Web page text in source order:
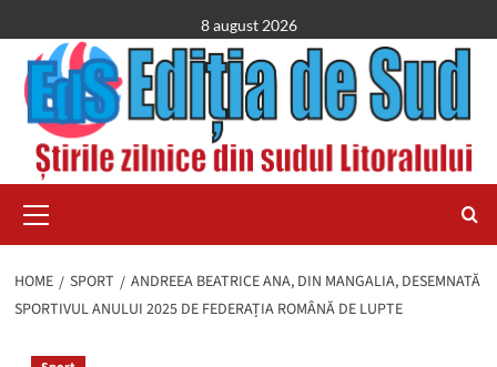
to
content
8 august 2026
Menu
HOME SPORT
ANDREEA BEATRICE ANA, DIN MANGALIA, DESEMNATĂ
SPORTIVUL ANULUI 2025 DE FEDERAȚIA ROMÂNĂ DE LUPTE